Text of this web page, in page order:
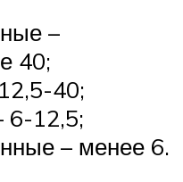
–
40;
40;
6-12,5;
– менее 6.